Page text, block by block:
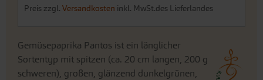
Preis zzgl. Versandkosten inkl. MwSt.des Lieferlandes
Gemüsepaprika Pantos ist ein länglicher
Sortentyp mit spitzen (ca. 20 cm langen, 200 g
schweren), großen, glänzend dunkelgrünen,